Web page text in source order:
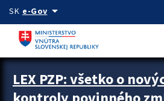
Preskocit na hlavný obsah
SK e-Govarrow_drop_down
Zastavit automatický posun upútavok
LEX PZP: všetko o